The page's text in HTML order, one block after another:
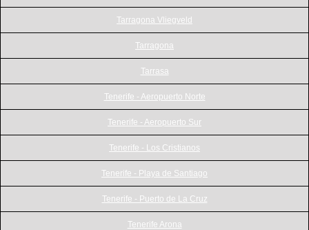
Tarragona Vliegveld
Tarragona
Tarrasa
Tenerife - Aeropuerto Norte
Tenerife - Aeropuerto Sur
Tenerife - Los Cristianos
Tenerife - Playa de Santiago
Tenerife - Puerto de La Cruz
Tenerife Arona